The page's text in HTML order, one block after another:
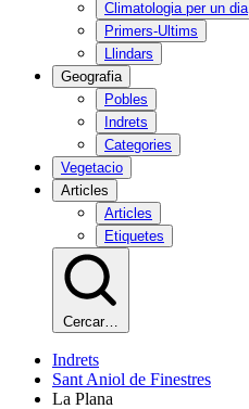
Climatologia per un dia
Primers-Ultims
Llindars
Geografia
Pobles
Indrets
Categories
Vegetacio
Articles
Articles
Etiquetes
Cercar…
Indrets
Sant Aniol de Finestres
La Plana